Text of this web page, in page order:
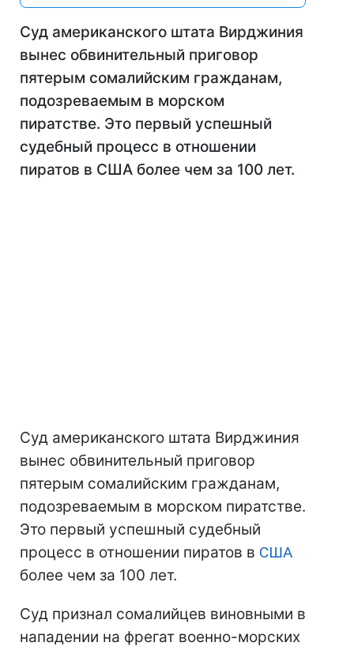
Суд американского штата Вирджиния
вынес обвинительный приговор
пятерым сомалийским гражданам,
подозреваемым в морском
пиратстве. Это первый успешный
судебный процесс в отношении
пиратов в США более чем за 100 лет.
Суд американского штата Вирджиния
вынес обвинительный приговор
пятерым сомалийским гражданам,
подозреваемым в морском пиратстве.
Это первый успешный судебный
процесс в отношении пиратов в США
более чем за 100 лет.
Суд признал сомалийцев виновными в
нападении на фрегат военно-морских